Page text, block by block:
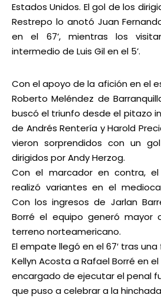
Estados Unidos. El gol de los
Restrepo lo anotó Juan
en el 67’, mientras los
intermedio de Luis Gil en el 5’.
Con el apoyo de la afición en el
Roberto Meléndez de
buscó el triunfo desde el pitazo
de Andrés Rentería y Harold
vieron sorprendidos con un
dirigidos por Andy Herzog.
Con el marcador en contra,
realizó variantes en el
Con los ingresos de Jarlan
Borré el equipo generó mayor
terreno norteamericano.
El empate llegó en el 67′ tras
Kellyn Acosta a Rafael Borré en el
encargado de ejecutar el penal
que puso a celebrar a la